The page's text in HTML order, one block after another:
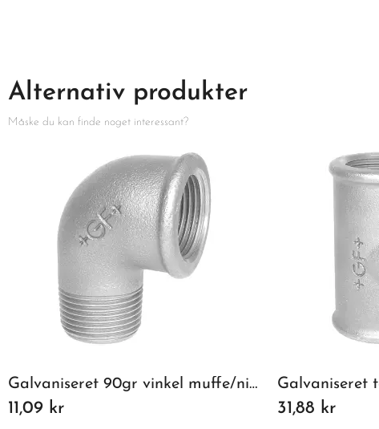
Alternativ produkter
Måske du kan finde noget interessant?
Galvaniseret 90gr vinkel muffe/nippel 1/2"
11,09 kr 31,88 kr